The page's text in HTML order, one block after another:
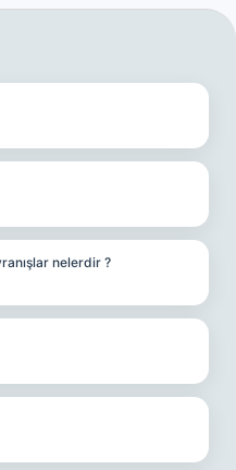
nelerdir ?